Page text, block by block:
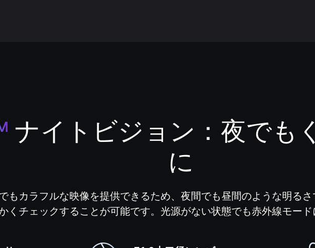
ナイトビジョン： 夜でも
に
もカラフルな映像を提供できるため、夜間でも昼間のような明る
くチェックすることが可能です。光源がない状態でも赤外線モード